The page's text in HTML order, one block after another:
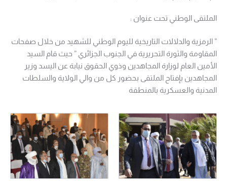
الملتقى الوطني تحت عنوان :
” الرمزية والدلالات التاريخية لليوم الوطني للشهيد من خلال صفحات
المقاومة والثورة التحريرية في الجنوب الجزائري ” حيث قام السيد
الأمين العام لوزارة المجاهدين وذوي الحقوق نيابة عن اليسد وزير
المجاهدين بإفتاح الملتقى بحضور كل من والي الولاية والسلطات
المدنية والعسكرية بالمنطقة